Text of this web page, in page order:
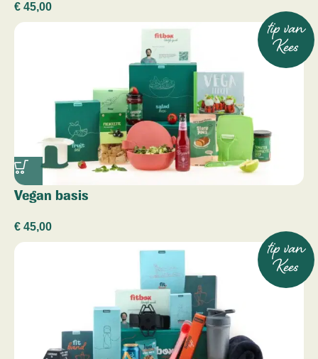
€ 45,00
Vegan basis
€ 45,00
tip van
Kees
tip van
Kees